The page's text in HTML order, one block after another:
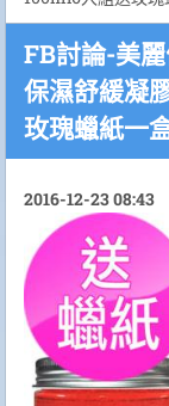
FB討論-美
保濕舒緩凝
玫瑰蠟紙一
2016-12-23 08:43